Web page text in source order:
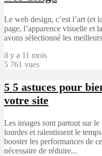
Le web design, c’est l’art (et
page, l’apparence visuelle et
avons sélectionné les
il y a 11 mois
5 761 vues
5 5 astuces pour
votre site
Les images sont partout sur
lourdes et ralentissent le
booster les performances de
nécessaire de réduire...